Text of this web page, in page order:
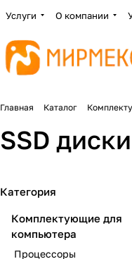
Услуги О компании
Главная Каталог
SSD диски
Категория
Комплектующие для
компьютера
Процессоры